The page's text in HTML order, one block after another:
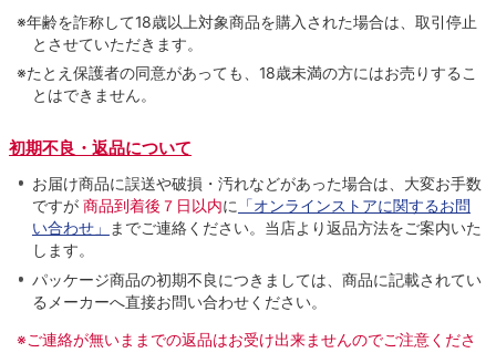
※年齢を詐称して18歳以上対象商品を購入された場合は、取引停止
とさせていただきます。
※たとえ保護者の同意があっても、18歳未満の方にはお売りするこ
とはできません。
初期不良・返品について
お届け商品に誤送や破損・汚れなどがあった場合は、大変お手数
ですが 商品到着後７日以内に 「オンラインストアに関するお問
い合わせ」
までご連絡ください。当店より返品方法をご案内いた
します。
パッケージ商品の初期不良につきましては、商品に記載されてい
るメーカーへ直接お問い合わせください。
※ご連絡が無いままでの返品はお受け出来ませんのでご注意くださ